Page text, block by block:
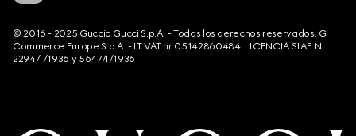
© 2016 - 2025 Guccio Gucci S.p.A. - Todos los derechos reservados. G
Commerce Europe S.p.A. - IT VAT nr 05142860484. LICENCIA SIAE N.
2294/I/1936 y 5647/I/1936